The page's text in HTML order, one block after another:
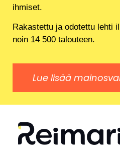
ihmiset.
Rakastettu ja odotettu lehti
noin 14 500 talouteen.
Lue lisää